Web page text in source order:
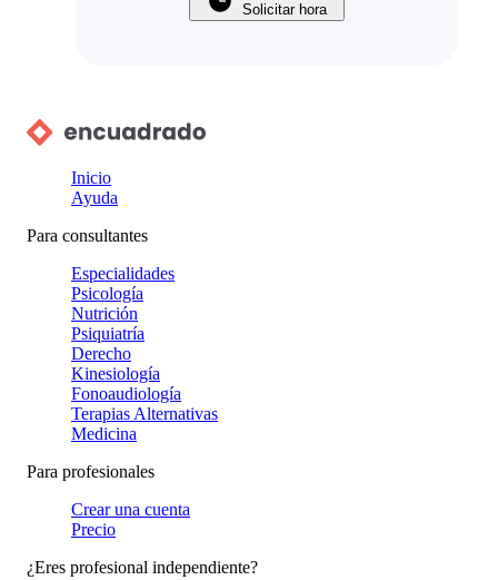
Solicitar hora
Inicio
Ayuda
Para consultantes
Especialidades
Psicología
Nutrición
Psiquiatría
Derecho
Kinesiología
Fonoaudiología
Terapias Alternativas
Medicina
Para profesionales
Crear una cuenta
Precio
¿Eres profesional independiente?